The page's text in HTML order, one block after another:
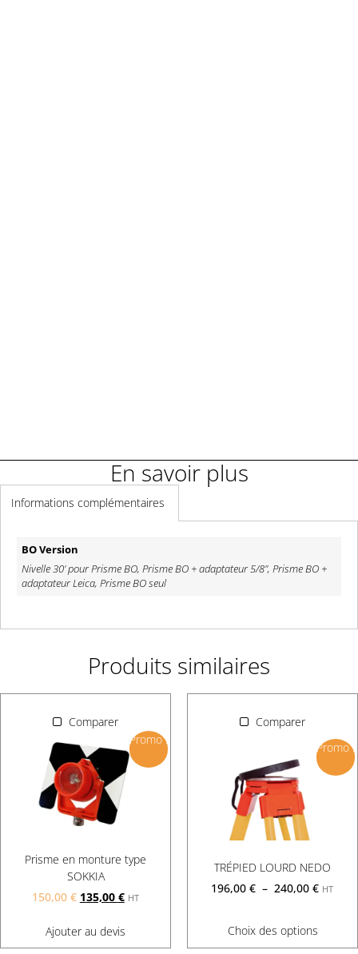
En savoir plus
Informations complémentaires
BO Version
Nivelle 30' pour Prisme BO, Prisme BO + adaptateur 5/8", Prisme BO +
adaptateur Leica, Prisme BO seul
Produits similaires
Comparer
Promo !
Prisme en monture type
SOKKIA
150,00 € 135,00 € HT
Ajouter au devis
Comparer
Promo !
TRÉPIED LOURD NEDO
196,00€ – 240,00€ HT
Choix des options